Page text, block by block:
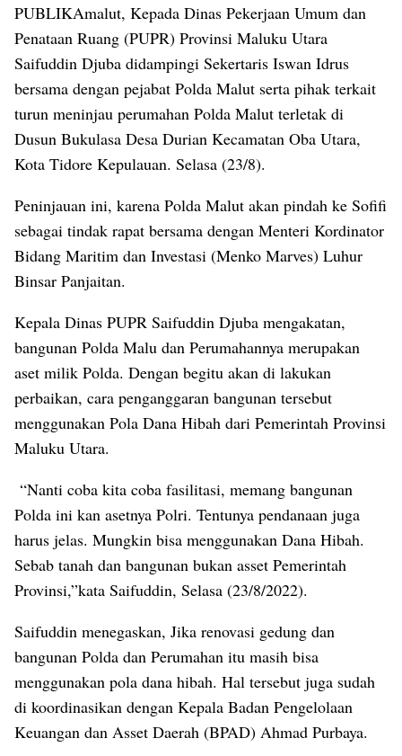
PUBLIKAmalut, Kepada Dinas Pekerjaan Umum dan
Penataan Ruang (PUPR) Provinsi Maluku Utara
Saifuddin Djuba didampingi Sekertaris Iswan Idrus
bersama dengan pejabat Polda Malut serta pihak terkait
turun meninjau perumahan Polda Malut terletak di
Dusun Bukulasa Desa Durian Kecamatan Oba Utara,
Kota Tidore Kepulauan. Selasa (23/8).
Peninjauan ini, karena Polda Malut akan pindah ke Sofifi
sebagai tindak rapat bersama dengan Menteri Kordinator
Bidang Maritim dan Investasi (Menko Marves) Luhur
Binsar Panjaitan.
Kepala Dinas PUPR Saifuddin Djuba mengakatan,
bangunan Polda Malu dan Perumahannya merupakan
aset milik Polda. Dengan begitu akan di lakukan
perbaikan, cara penganggaran bangunan tersebut
menggunakan Pola Dana Hibah dari Pemerintah Provinsi
Maluku Utara.
“Nanti coba kita coba fasilitasi, memang bangunan
Polda ini kan asetnya Polri. Tentunya pendanaan juga
harus jelas. Mungkin bisa menggunakan Dana Hibah.
Sebab tanah dan bangunan bukan asset Pemerintah
Provinsi,”kata Saifuddin, Selasa (23/8/2022).
Saifuddin menegaskan, Jika renovasi gedung dan
bangunan Polda dan Perumahan itu masih bisa
menggunakan pola dana hibah. Hal tersebut juga sudah
di koordinasikan dengan Kepala Badan Pengelolaan
Keuangan dan Asset Daerah (BPAD) Ahmad Purbaya.